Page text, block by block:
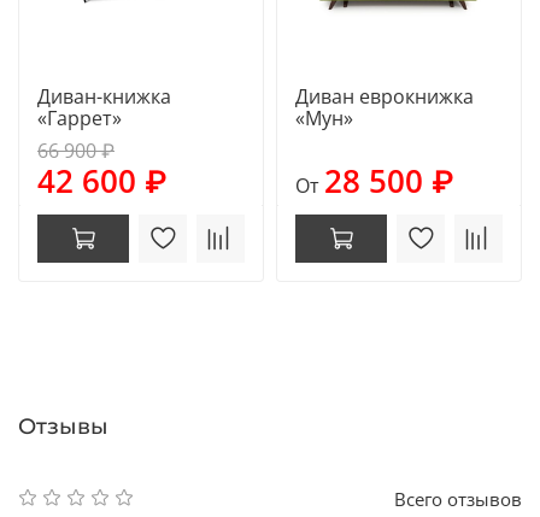
Диван-книжка
«Гаррет»
66 900 ₽
42 600 ₽
Диван еврокнижка
«Мун»
От 28 500 ₽
Отзывы
Всего отзывов